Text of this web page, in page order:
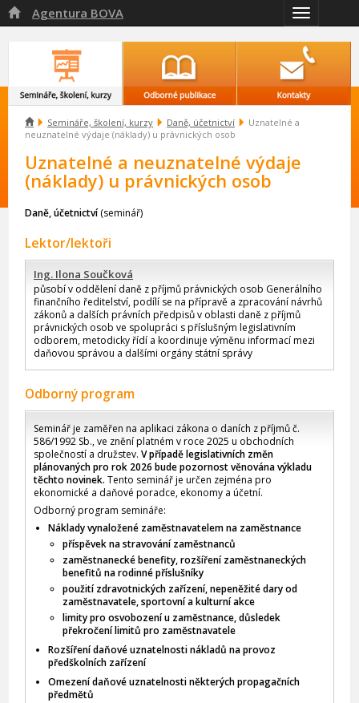
Přepnout
navigaci
 Agentura BOVA
 Semináře, školení, kurzy Daně, účetnictví
Uznatelné a
neuznatelné výdaje (náklady) u právnických osob
Uznatelné a neuznatelné výdaje
(náklady) u právnických osob
Daně, účetnictví(seminář)
Lektor/lektoři
Ing. Ilona Součková
působí v oddělení daně z příjmů právnických osob Generálního
finančního ředitelství, podílí se na přípravě a zpracování návrhů
zákonů a dalších právních předpisů v oblasti daně z příjmů
právnických osob ve spolupráci s příslušným legislativním
odborem, metodicky řídí a koordinuje výměnu informací mezi
daňovou správou a dalšími orgány státní správy
Odborný program
Seminář je zaměřen na aplikaci zákona o daních z příjmů č.
586/1992 Sb., ve znění platném v roce 2025 u obchodních
společností a družstev. V případě legislativních změn
plánovaných pro rok 2026 bude pozornost věnována výkladu
těchto novinek. Tento seminář je určen zejména pro
ekonomické a daňové poradce, ekonomy a účetní.
Odborný program semináře:
Náklady vynaložené zaměstnavatelem na zaměstnance
příspěvek na stravování zaměstnanců
zaměstnanecké benefity, rozšíření zaměstnaneckých
benefitů na rodinné příslušníky
použití zdravotnických zařízení, nepeněžité dary od
zaměstnavatele, sportovní a kulturní akce
limity pro osvobození u zaměstnance, důsledek
překročení limitů pro zaměstnavatele
Rozšíření daňové uznatelnosti nákladů na provoz
předškolních zařízení
Omezení daňové uznatelnosti některých propagačních
předmětů